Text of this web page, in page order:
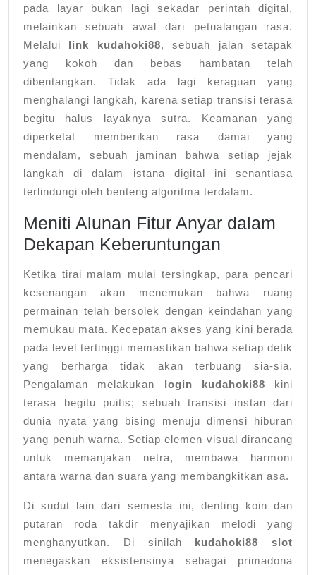
pada layar bukan lagi sekadar perintah digital,
melainkan sebuah awal dari petualangan rasa.
Melalui link kudahoki88, sebuah jalan setapak
yang kokoh dan bebas hambatan telah
dibentangkan. Tidak ada lagi keraguan yang
menghalangi langkah, karena setiap transisi terasa
begitu halus layaknya sutra. Keamanan yang
diperketat memberikan rasa damai yang
mendalam, sebuah jaminan bahwa setiap jejak
langkah di dalam istana digital ini senantiasa
terlindungi oleh benteng algoritma terdalam.
Meniti Alunan Fitur Anyar dalam
Dekapan Keberuntungan
Ketika tirai malam mulai tersingkap, para pencari
kesenangan akan menemukan bahwa ruang
permainan telah bersolek dengan keindahan yang
memukau mata. Kecepatan akses yang kini berada
pada level tertinggi memastikan bahwa setiap detik
yang berharga tidak akan terbuang sia-sia.
Pengalaman melakukan login kudahoki88 kini
terasa begitu puitis; sebuah transisi instan dari
dunia nyata yang bising menuju dimensi hiburan
yang penuh warna. Setiap elemen visual dirancang
untuk memanjakan netra, membawa harmoni
antara warna dan suara yang membangkitkan asa.
Di sudut lain dari semesta ini, denting koin dan
putaran roda takdir menyajikan melodi yang
menghanyutkan. Di sinilah kudahoki88 slot
menegaskan eksistensinya sebagai primadona